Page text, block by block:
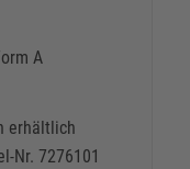
A
erhältlich
Nr. 7276101